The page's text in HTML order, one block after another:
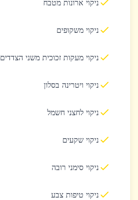
ניקוי ארונות מטבח
ניקוי משקופים
ניקוי מעקות זכוכית משני הצדדים
ניקוי ויטרינה בסלון
ניקוי לחצני חשמל
ניקוי שקעים
ניקוי סימני רובה
ניקוי טיפות צבע